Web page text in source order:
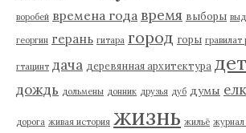
воробей времена года время выборы
георгин герань гитара город горы гравилат
гтацинт дача деревянная архитектура
дождь дольмены донник друзья дуб думы
дорога живая история жизнь жильё